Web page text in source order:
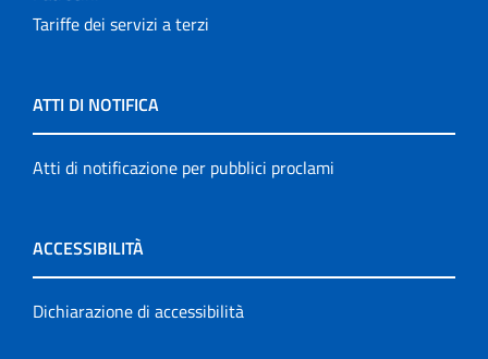
Tariffe dei servizi a terzi
ATTI DI NOTIFICA
Atti di notificazione per pubblici proclami
ACCESSIBILITÀ
Dichiarazione di accessibilità